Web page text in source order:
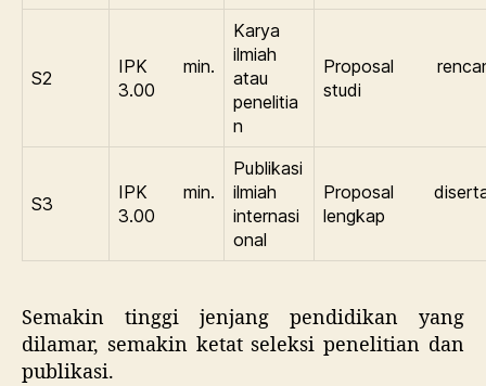
S2
IPK min.
3.00
Karya
ilmiah
atau
penelitia
n
Proposal
studi
S3
IPK min.
3.00
Publikasi
ilmiah
internasi
onal
Proposal
lengkap
Semakin tinggi jenjang pendidikan yang
dilamar, semakin ketat seleksi penelitian dan
publikasi.